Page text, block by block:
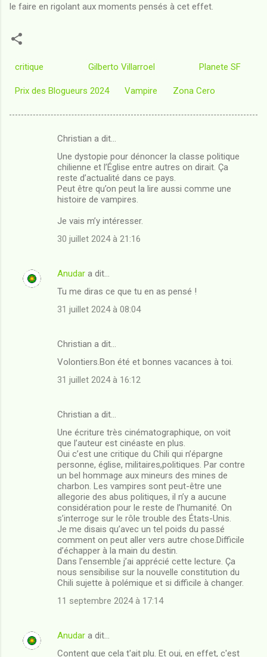
le faire en rigolant aux moments pensés à cet effet.
critique Gilberto Villarroel Planete SF
Prix des Blogueurs 2024 Vampire Zona Cero
i
Christian a dit…
Une dystopie pour dénoncer la classe politique
chilienne et l’Église entre autres on dirait. Ça
reste d’actualité dans ce pays.
Peut être qu’on peut la lire aussi comme une
histoire de vampires.
Je vais m’y intéresser.
30 juillet 2024 à 21:16
Anudar a dit…
Tu me diras ce que tu en as pensé !
31 juillet 2024 à 08:04
Christian a dit…
Volontiers.Bon été et bonnes vacances à toi.
31 juillet 2024 à 16:12
Christian a dit…
Une écriture très cinématographique, on voit
que l’auteur est cinéaste en plus.
Oui c’est une critique du Chili qui n’épargne
personne, église, militaires,politiques. Par contre
un bel hommage aux mineurs des mines de
charbon. Les vampires sont peut-être une
allegorie des abus politiques, il n’y a aucune
considération pour le reste de l’humanité. On
s’interroge sur le rôle trouble des États-Unis.
Je me disais qu’avec un tel poids du passé
comment on peut aller vers autre chose.Difficile
d’échapper à la main du destin.
Dans l’ensemble j’ai apprécié cette lecture. Ça
nous sensibilise sur la nouvelle constitution du
Chili sujette à polémique et si difficile à changer.
11 septembre 2024 à 17:14
Anudar a dit…
Content que cela t'ait plu. Et oui, en effet, c'est